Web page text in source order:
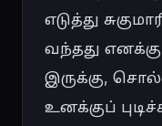
எடுத்து
வந்தது
இருக்கு,
உனக்குப்